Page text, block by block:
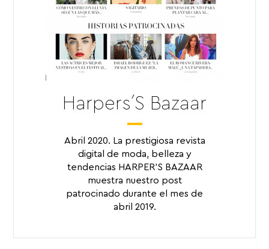
Harpers´S Bazaar
Abril 2020. La prestigiosa revista
digital de moda, belleza y
tendencias HARPER’S BAZAAR
muestra nuestro post
patrocinado durante el mes de
abril 2019.